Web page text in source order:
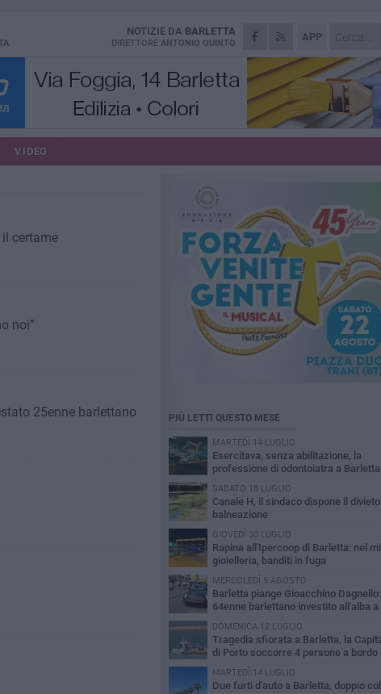
APP
NOTIZIE DA BARLETTA
DIRETTORE ANTONIO QUINTO
VIDEO
certame
noi”
25enne barlettano PIÙ LETTI QUESTO MESE
MARTEDÌ 14 LUGLIO
Esercitava, senza abilitazione, la
professione di odontoiatra a Barletta
SABATO 18 LUGLIO
Canale H, il sindaco dispone il
balneazione
GIOVEDÌ 30 LUGLIO
Rapina all'Ipercoop di Barletta: nel
gioielleria, banditi in fuga
MERCOLEDÌ 5 AGOSTO
Barletta piange Gioacchino Dagnello:
64enne barlettano investito all'alba a
DOMENICA 12 LUGLIO
Tragedia sfiorata a Barletta, la
di Porto soccorre 4 persone a bordo
tavole Sup
MARTEDÌ 14 LUGLIO
Due furti d'auto a Barletta, doppio